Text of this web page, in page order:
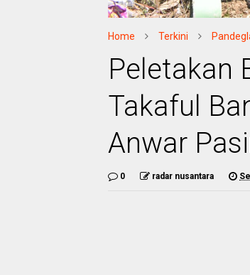
Home Terkini
Peletakan
Takaful
Anwar
0 radar nusantara